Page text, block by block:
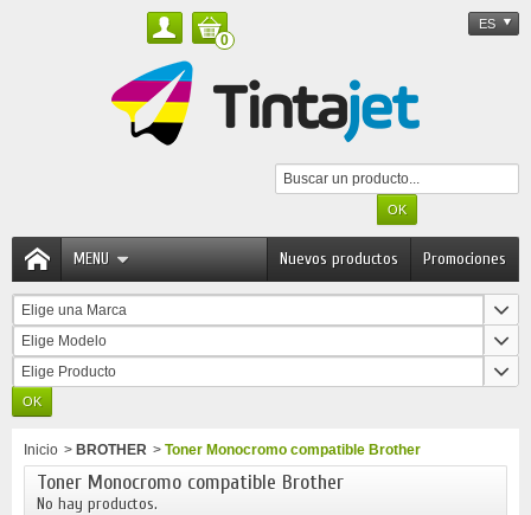
0
ES
MENU Promociones
Nuevos productos
Elige una Marca
Elige Modelo
Elige Producto
Inicio > BROTHER > Toner Monocromo compatible Brother
Toner Monocromo compatible Brother
No hay productos.